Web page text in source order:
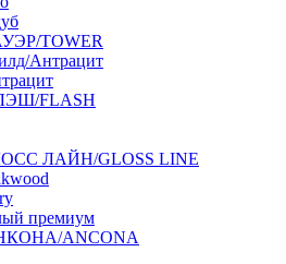
TOWER
Антрацит
FLASH
ЛАЙН/GLOSS LINE
премиум
ANCONA